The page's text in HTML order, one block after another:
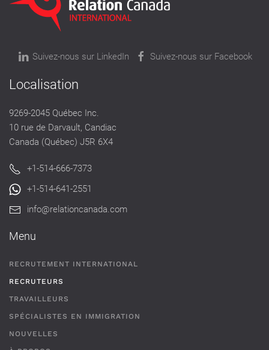
Suivez-nous sur LinkedIn Suivez-nous sur Facebook
Localisation
9269-2045 Québec Inc.
10 rue de Darvault, Candiac
Canada (Québec) J5R 6X4
+1-514-666-7373
+1-514-641-2551
info@relationcanada.com
Menu
RECRUTEMENT INTERNATIONAL
RECRUTEURS
TRAVAILLEURS
SPÉCIALISTES EN IMMIGRATION
NOUVELLES